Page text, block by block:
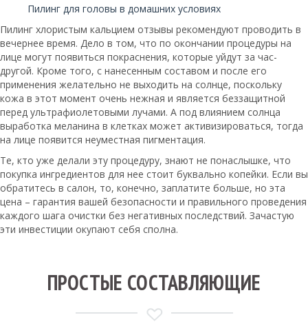
Пилинг для головы в домашних условиях
Пилинг хлористым кальцием отзывы рекомендуют проводить в
вечернее время. Дело в том, что по окончании процедуры на
лице могут появиться покраснения, которые уйдут за час-
другой. Кроме того, с нанесенным составом и после его
применения желательно не выходить на солнце, поскольку
кожа в этот момент очень нежная и является беззащитной
перед ультрафиолетовыми лучами. А под влиянием солнца
выработка меланина в клетках может активизироваться, тогда
на лице появится неуместная пигментация.
Те, кто уже делали эту процедуру, знают не понаслышке, что
покупка ингредиентов для нее стоит буквально копейки. Если вы
обратитесь в салон, то, конечно, заплатите больше, но эта
цена – гарантия вашей безопасности и правильного проведения
каждого шага очистки без негативных последствий. Зачастую
эти инвестиции окупают себя сполна.
ПРОСТЫЕ СОСТАВЛЯЮЩИЕ